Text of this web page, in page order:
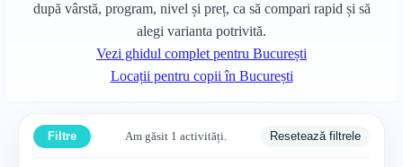
după vârstă, program, nivel și preț, ca să compari rapid și să
alegi varianta potrivită.
Vezi ghidul complet pentru București
Locații pentru copii în București
Filtre Am găsit 1 activități. Resetează filtrele